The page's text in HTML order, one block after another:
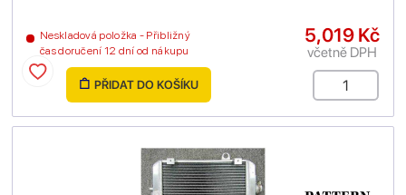
Neskladová položka - Přibližný
čas doručení 12 dní od nákupu
5,019 Kč
včetně DPH
PŘIDAT DO KOŠÍKU